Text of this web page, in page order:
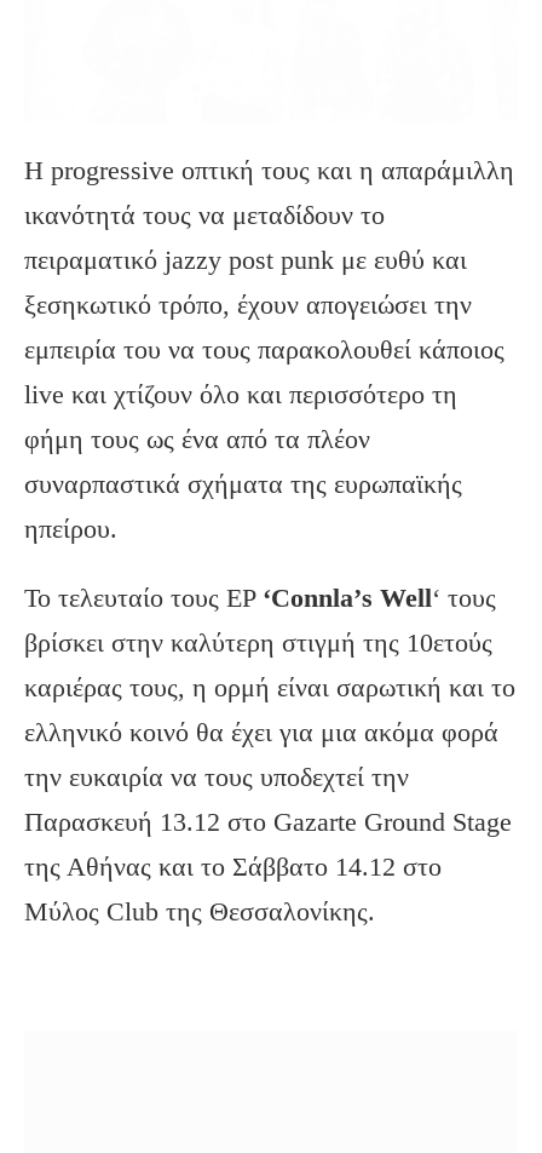
Η progressive οπτική τους και η απαράμιλλη
ικανότητά τους να μεταδίδουν το
πειραματικό jazzy post punk με ευθύ και
ξεσηκωτικό τρόπο, έχουν απογειώσει την
εμπειρία του να τους παρακολουθεί κάποιος
live και χτίζουν όλο και περισσότερο τη
φήμη τους ως ένα από τα πλέον
συναρπαστικά σχήματα της ευρωπαϊκής
ηπείρου.
Το τελευταίο τους EP ‘Connla’s Well‘ τους
βρίσκει στην καλύτερη στιγμή της 10ετούς
καριέρας τους, η ορμή είναι σαρωτική και το
ελληνικό κοινό θα έχει για μια ακόμα φορά
την ευκαιρία να τους υποδεχτεί την
Παρασκευή 13.12 στο Gazarte Ground Stage
της Αθήνας και το Σάββατο 14.12 στο
Μύλος Club της Θεσσαλονίκης.